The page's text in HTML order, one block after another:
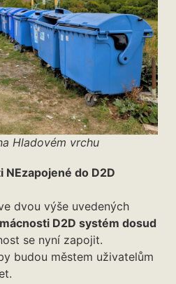
Hladovém vrchu
do D2D
dvou výše uvedených
D2D systém dosud
se nyní zapojit.
budou městem uživatelům